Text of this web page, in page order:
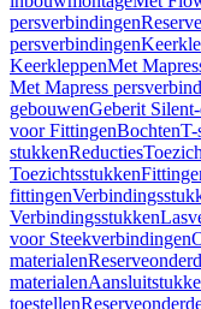
persverbindingen
persverbindingen
KeerkleppenMet
Met Mapress
gebouwenGeberit
voor FittingenBochtenT-
stukkenReducties
Toezichtsstukken
fittingen
Verbindingsstukken
voor Steekverbindingen
materialen
materialen
toestellen